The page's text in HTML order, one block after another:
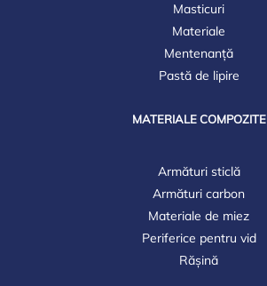
Masticuri
Materiale
Mentenanță
Pastă de lipire
MATERIALE COMPOZITE
Armături sticlă
Armături carbon
Materiale de miez
Periferice pentru vid
Rășină